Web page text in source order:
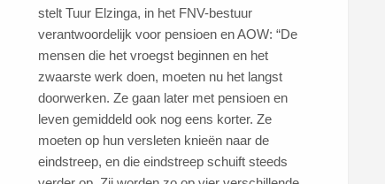
stelt Tuur Elzinga, in het FNV-bestuur
verantwoordelijk voor pensioen en AOW: “De
mensen die het vroegst beginnen en het
zwaarste werk doen, moeten nu het langst
doorwerken. Ze gaan later met pensioen en
leven gemiddeld ook nog eens korter. Ze
moeten op hun versleten knieën naar de
eindstreep, en die eindstreep schuift steeds